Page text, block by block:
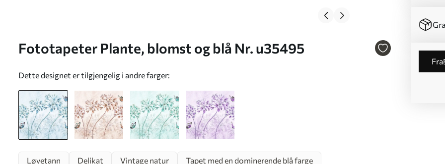
Fototapeter Plante, blomst og blå Nr. u35495
Dette designet er tilgjengelig i andre farger:
fra
Løvetann Delikat Vintage natur
Tapet med en dominerende blå farge